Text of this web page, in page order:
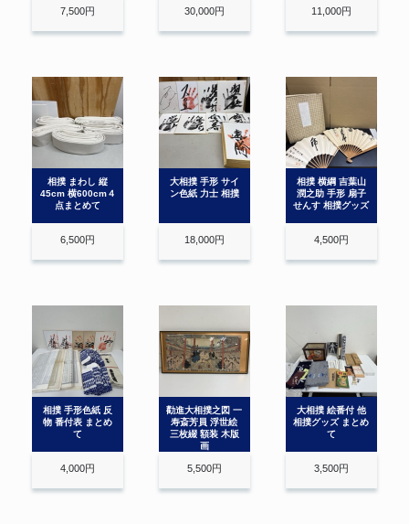
7,500円 30,000円 11,000円
相撲 まわし 縦
45cm 横600cm４
点まとめて
6,500円
大相撲 手形 サイ
ン色紙 力士 相撲
18,000円
相撲 横綱 吉葉山
潤之助 手形 扇子
せんす 相撲グッズ
4,500円
相撲 手形色紙 反
物 番付表 まとめ
て
4,000円
勸進大相撲之図 一
寿斎芳員 浮世絵
三枚綴 額装 木版
画
5,500円
大相撲 絵番付 他
相撲グッズ まとめ
て
3,500円